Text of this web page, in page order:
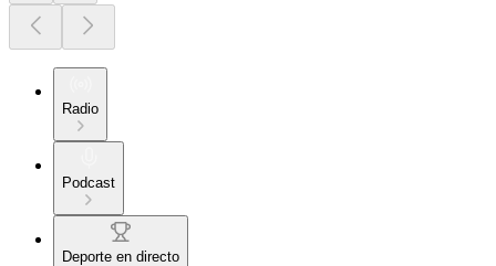
Radio
Podcast
Deporte en directo